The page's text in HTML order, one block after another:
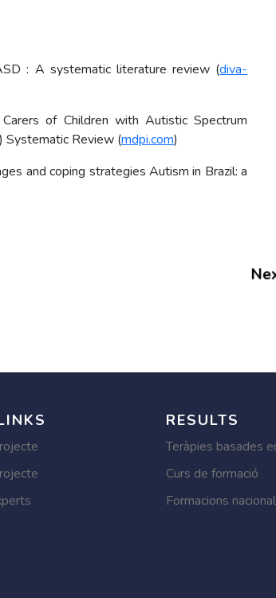
: A systematic literature review (diva-
of Children with Autistic Spectrum
Systematic Review (mdpi.com)
and coping strategies Autism in Brazil: a
RESULTS
Teràpies basades
Curs de formació
Formacions